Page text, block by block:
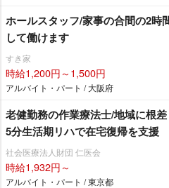
ホールスタッフ/家事の合間の2時
して働けます
すき家
時給1,200円～1,500円
アルバイト・パート / 大阪府
老健勤務の作業療法士/地域に根
5分生活期リハで在宅復帰を支援
社会医療法人財団 仁医会
時給1,932円～
アルバイト・パート / 東京都